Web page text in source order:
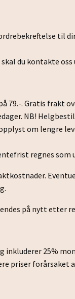
til
du kontakte
79.-. Gratis frakt
NB!
om lengre
regnes
på nytt etter
inkluderer 25%
priser forårsaket